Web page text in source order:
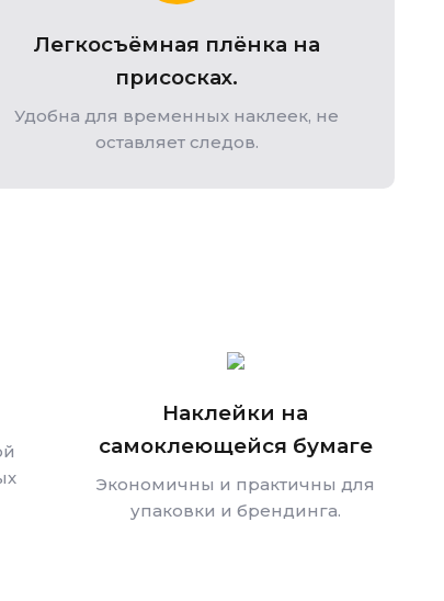
Легкосъёмная плёнка на
присосках.
Удобна для временных наклеек, не
оставляет следов.
Наклейки на
самоклеющейся бумаге
Экономичны и практичны для
упаковки и брендинга.